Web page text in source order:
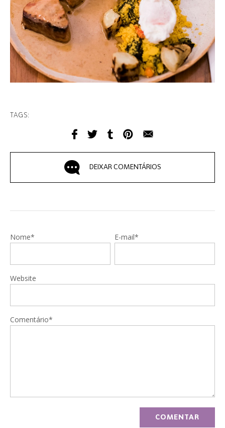
TAGS:
DEIXAR COMENTÁRIOS
Nome* E-mail*
Website
Comentário*